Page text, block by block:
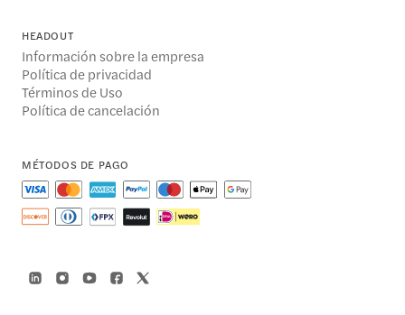
HEADOUT
Información sobre la empresa
Política de privacidad
Términos de Uso
Política de cancelación
MÉTODOS DE PAGO